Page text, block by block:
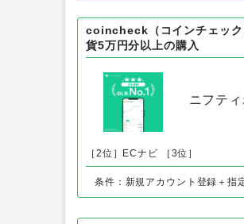
［2位］ポイントタウン ［3位］
条件：新規口座開設＋貸出開始
coincheck（コインチェック
貨5万円分以上の購入
ニフテ